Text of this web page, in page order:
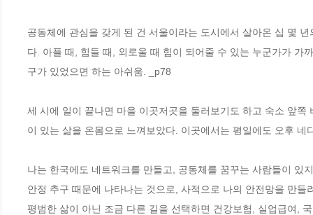
공동체에 관심을 갖게 된 건 서울이라는 도시에서 살아온 십 몇
다. 아플 때, 힘들 때, 외로울 때 힘이 되어줄 수 있는 누군가가 가
구가 있었으면 하는 아쉬움. _p78
세 시에 일이 끝나면 마을 이곳저곳을 둘러보기도 하고 숙소 앞
이 있는 삶을 온몸으로 느껴보았다. 이곳에서는 평일에도 오후
나는 한국에도 네트워크를 만들고, 공동체를 꿈꾸는 사람들이 있
안정 추구 때문에 나타나는 것으로, 사적으로 나의 안전망을 만
평범한 삶이 아닌 조금 다른 길을 선택하면 건강보험, 실업급여,